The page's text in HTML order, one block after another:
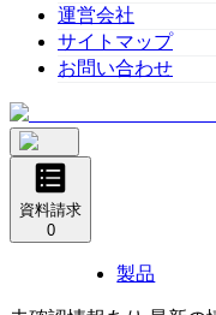
運営会社
サイトマップ
お問い合わせ
資料請求
0
製品